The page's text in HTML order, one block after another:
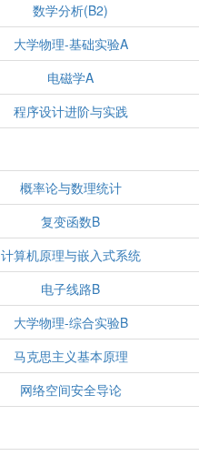
数学分析(B2)
大学物理-基础实验A
电磁学A
程序设计进阶与实践
概率论与数理统计
复变函数B
计算机原理与嵌入式系统
电子线路B
大学物理-综合实验B
马克思主义基本原理
网络空间安全导论